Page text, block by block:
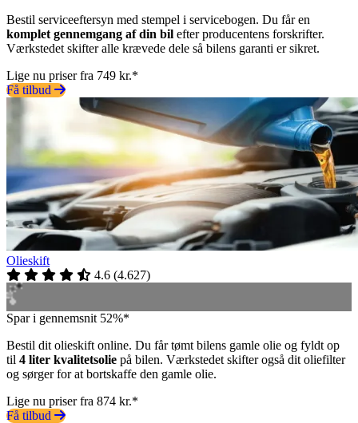
Bestil serviceeftersyn med stempel i servicebogen. Du får en
komplet gennemgang af din bil efter producentens forskrifter.
Værkstedet skifter alle krævede dele så bilens garanti er sikret.
Lige nu priser fra 749 kr.*
Få tilbud
Olieskift
4.6 (4.627)
Spar i gennemsnit 52%*
Bestil dit olieskift online. Du får tømt bilens gamle olie og fyldt op
til 4 liter kvalitetsolie på bilen. Værkstedet skifter også dit oliefilter
og sørger for at bortskaffe den gamle olie.
Lige nu priser fra 874 kr.*
Få tilbud